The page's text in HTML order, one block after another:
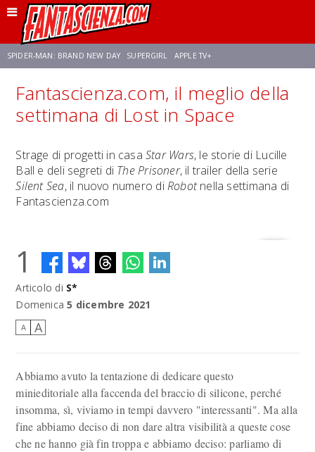
SPIDER-MAN: BRAND NEW DAY SUPERGIRL APPLE TV+
FRANCO RICCIARDIELLO ZENDAYA AVENGERS: DOOMSDAY STAR TREK
Fantascienza.com, il meglio della
settimana di Lost in Space
Strage di progetti in casaStar Wars, le storie di Lucille
Ball e deli segreti di The Prisoner, il trailer della serie
Silent Sea, il nuovo numero diRobotnella settimana di
Fantascienza.com
1
Articolo di S*
Domenica 5 dicembre 2021
A A
Abbiamo avuto la tentazione di dedicare questo
minieditoriale alla faccenda del braccio di silicone, perché
insomma, sì, viviamo in tempi davvero "interessanti". Ma alla
fine abbiamo deciso di non dare altra visibilità a queste cose
che ne hanno già fin troppa e abbiamo deciso: parliamo di